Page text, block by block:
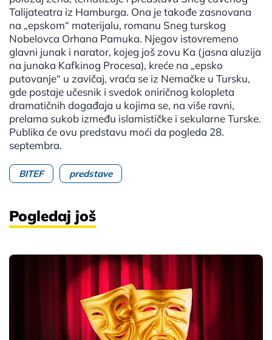
Talijateatra iz Hamburga. Ona je takođe zasnovana
na „epskom“ materijalu, romanu Sneg turskog
Nobelovca Orhana Pamuka. Njegov istovremeno
glavni junak i narator, kojeg još zovu Ka (jasna aluzija
na junaka Kafkinog Procesa), kreće na „epsko
putovanje“ u zavičaj, vraća se iz Nemačke u Tursku,
gde postaje učesnik i svedok oniričnog kolopleta
dramatičnih događaja u kojima se, na više ravni,
prelama sukob između islamističke i sekularne Turske.
Publika će ovu predstavu moći da pogleda 28.
septembra.
BITEF predstave
Pogledaj još